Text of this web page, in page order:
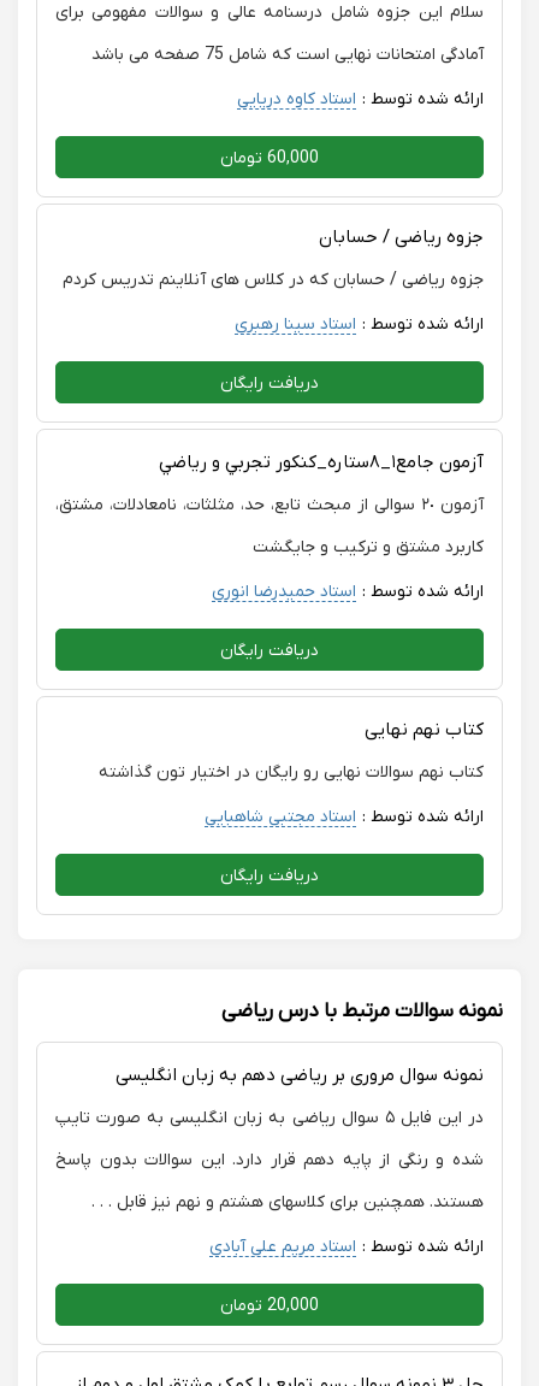
سلام این جزوه شامل درسنامه عالی و سوالات مفهومی برای
آمادگی امتحانات نهایی است که شامل 75 صفحه می باشد
ارائه شده توسط : استاد کاوه دریایی
60,000 تومان
جزوه ریاضی / حسابان
جزوه ریاضی / حسابان که در کلاس های آنلاینم تدریس کردم
ارائه شده توسط : استاد سینا رهبری
دریافت رایگان
آزمون جامع١_٨ستاره_كنكور تجربي و رياضي
آزمون ٢٠ سوالی از مبحث تابع، حد، مثلثات، نامعادلات، مشتق،
کاربرد مشتق و ترکیب و جایگشت
ارائه شده توسط : استاد حمیدرضا انوری
دریافت رایگان
کتاب نهم نهایی
کتاب نهم سوالات نهایی رو رایگان در اختیار تون گذاشته
ارائه شده توسط : استاد مجتبی شاهبایی
دریافت رایگان
نمونه سوالات مرتبط با درس ریاضی
نمونه سوال مروری بر ریاضی دهم به زبان انگلیسی
در این فایل ۵ سوال ریاضی به زبان انگلیسی به صورت تایپ
شده و رنگی از پایه دهم قرار دارد. این سوالات بدون پاسخ
هستند. همچنین برای کلاسهای هشتم و نهم نیز قابل . . .
ارائه شده توسط : استاد مریم علی آبادی
20,000 تومان